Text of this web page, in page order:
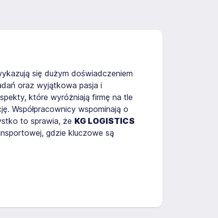
się dużym doświadczeniem
oraz wyjątkowa pasja i
które wyróżniają firmę na tle
Współpracownicy wspominają o
to sprawia, że KG LOGISTICS
gdzie kluczowe są